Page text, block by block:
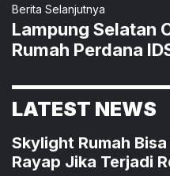
Berita Selanjutnya
Lampung Selatan
Rumah Perdana
LATEST NEWS
Skylight Rumah
Rayap Jika Terjadi